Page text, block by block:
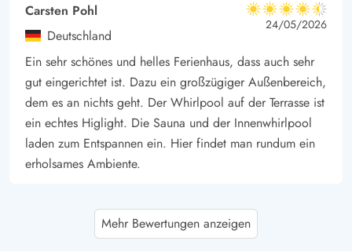
Carsten Pohl
Deutschland
4.5 von 5
4.5 von 5
4.5 out of 5
24/05/2026
Ein sehr schönes und helles Ferienhaus, dass auch sehr
gut eingerichtet ist. Dazu ein großzügiger Außenbereich,
dem es an nichts geht. Der Whirlpool auf der Terrasse ist
ein echtes Higlight. Die Sauna und der Innenwhirlpool
laden zum Entspannen ein. Hier findet man rundum ein
erholsames Ambiente.
Nicole Henke
Deutschland
4.5 von 5
4.5 out of 5
Mehr Bewertungen anzeigen